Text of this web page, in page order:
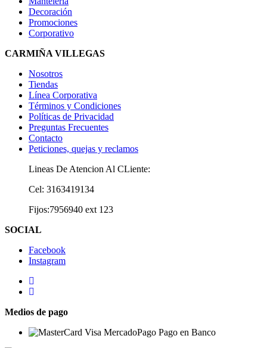
Decoración
Promociones
Corporativo
CARMIÑA VILLEGAS
Nosotros
Tiendas
Línea Corporativa
Términos y Condiciones
Políticas de Privacidad
Preguntas Frecuentes
Contacto
Peticiones, quejas y reclamos
Lineas De Atencion Al CLiente:
Cel: 3163419134
Fijos:7956940 ext 123
SOCIAL
Facebook
Instagram
Medios de pago